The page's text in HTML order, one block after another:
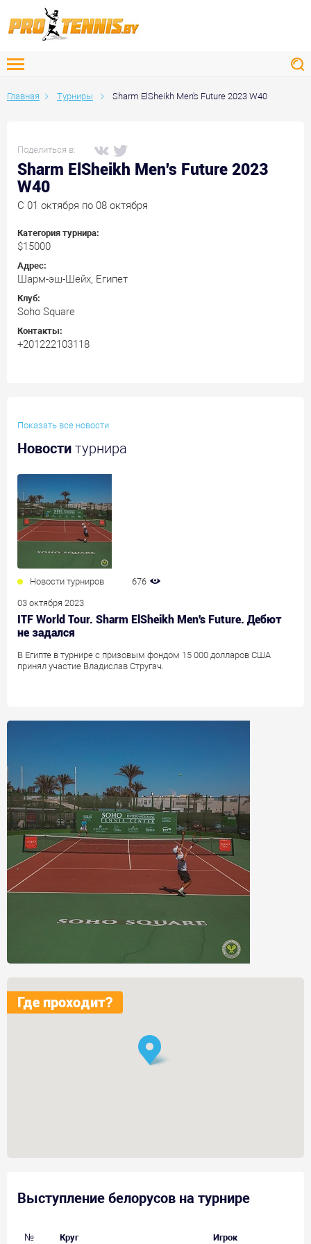
Главная Турниры Sharm ElSheikh Men's Future 2023 W40
Поделиться в:
Sharm ElSheikh Men's Future 2023
W40
C 01 октября по 08 октября
Категория турнира:
$15000
Адрес:
Шарм-эш-Шейх, Египет
Клуб:
Soho Square
Контакты:
+201222103118
Показать все новости
Новости турнира
Новости турниров 676
03 октября 2023
ITF World Tour. Sharm ElSheikh Men's Future. Дебют
не задался
В Египте в турнире с призовым фондом 15 000 долларов США
принял участие Владислав Стругач.
Где проходит?
Выступление белорусов на турнире
№ Круг Игрок